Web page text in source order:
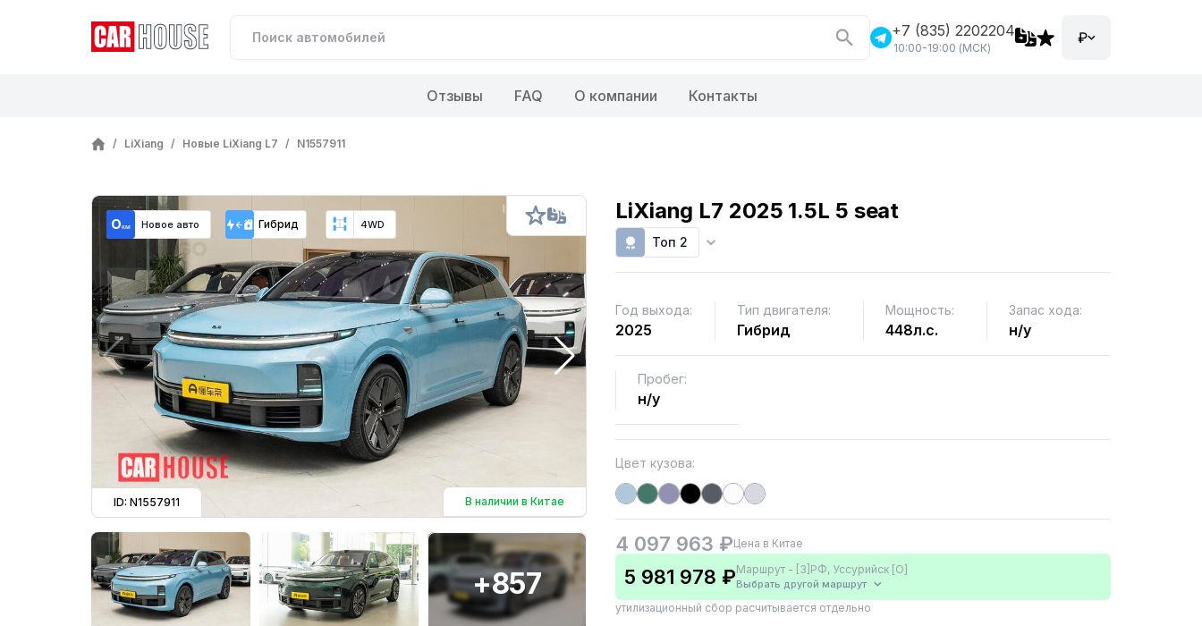
+7 (835) 2202204
10:00-19:00 (МСК)
₽
Отзывы FAQ О компании Контакты
/ LiXiang / Новые LiXiang L7 / N1557911
Новое авто Гибрид 4WD
ID: N1557911 В наличии в Китае
+857
LiXiang L7 2025 1.5L 5 seat
Топ 2
Год выхода:
2025
Тип двигателя:
Гибрид
Мощность:
448л.с.
Запас хода:
н/у
Пробег:
н/у
Цвет кузова:
4 097 963 ₽Цена в Китае
5 981 978 ₽Маршрут - [3]РФ, Уссурийск [О]
Выбрать другой маршрут
утилизационный сбор расчитывается отдельно